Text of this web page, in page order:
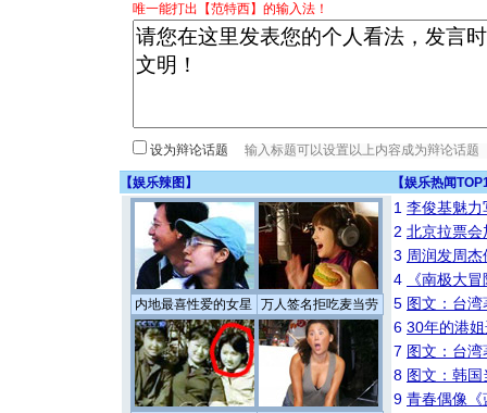
唯一能打出【范特西】的输入法！
设为辩论话题
【娱乐辣图 】 【娱乐热闻
内地最喜性爱的女星 万人签名拒吃麦当劳
1 李俊基魅力
2 北京拉票
3 周润发周
4
《南极大
5 图文：台
6 30年的港
7 图文：台
8 图文：韩
9 青春偶像《